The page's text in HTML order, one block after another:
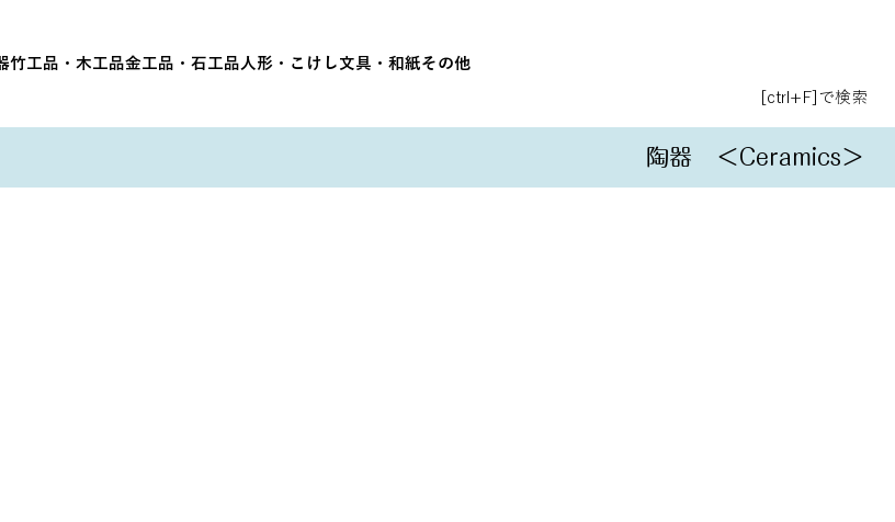
竹工品・木工品金工品・石工品 人形・こけし 文具・和紙その他
[ctrl+F]で検索
陶器 ＜Ceramics＞